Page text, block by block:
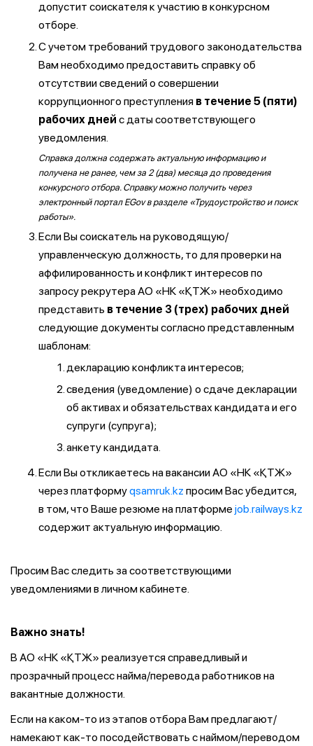
допустит соискателя к участию в конкурсном
отборе.
С учетом требований трудового законодательства
Вам необходимо предоставить справку об
отсутствии сведений о совершении
коррупционного преступления в течение 5 (пяти)
рабочих дней с даты соответствующего
уведомления.
Справка должна содержать актуальную информацию и
получена не ранее, чем за 2 (два) месяца до проведения
конкурсного отбора. Справку можно получить через
электронный портал EGov в разделе «Трудоустройство и поиск
работы».
Если Вы соискатель на руководящую/
управленческую должность, то для проверки на
аффилированность и конфликт интересов по
запросу рекрутера АО «НК «ҚТЖ» необходимо
представить в течение 3 (трех) рабочих дней
следующие документы согласно представленным
шаблонам:
декларацию конфликта интересов;
сведения (уведомление) о сдаче декларации
об активах и обязательствах кандидата и его
супруги (супруга);
анкету кандидата.
Если Вы откликаетесь на вакансии АО «НК «ҚТЖ»
через платформуqsamruk.kz просим Вас убедится,
в том, что Ваше резюме на платформе job.railways.kz
содержит актуальную информацию.
Просим Вас следить за соответствующими
уведомлениями в личном кабинете.
Важно знать!
В АО «НК «ҚТЖ» реализуется справедливый и
прозрачный процесс найма/перевода работников на
вакантные должности.
Если на каком-то из этапов отбора Вам предлагают/
намекают как-то посодействовать с наймом/переводом